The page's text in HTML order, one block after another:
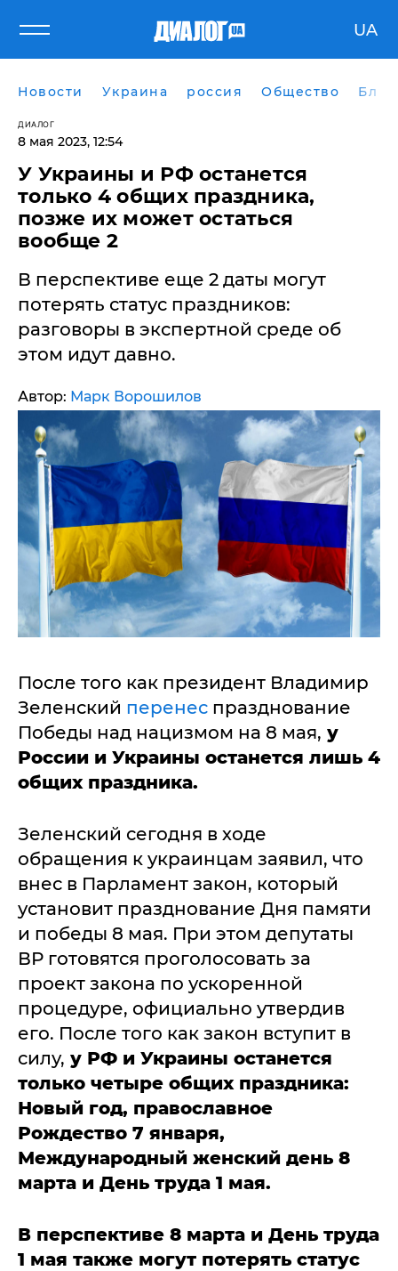
UA
Новости Украина россия Общество
ДИАЛОГ
8 мая 2023, 12:54
У Украины и РФ останется
только 4 общих праздника,
позже их может остаться
вообще 2
В перспективе еще 2 даты могут
потерять статус праздников:
разговоры в экспертной среде об
этом идут давно.
Автор: Марк Ворошилов
После того как президент Владимир
Зеленский перенес празднование
Победы над нацизмом на 8 мая, у
России и Украины останется лишь 4
общих праздника.
Зеленский сегодня в ходе
обращения к украинцам заявил, что
внес в Парламент закон, который
установит празднование Дня памяти
и победы 8 мая. При этом депутаты
ВР готовятся проголосовать за
проект закона по ускоренной
процедуре, официально утвердив
его. После того как закон вступит в
силу, у РФ и Украины останется
только четыре общих праздника:
Новый год, православное
Рождество 7 января,
Международный женский день 8
марта и День труда 1 мая.
В перспективе 8 марта и День труда
1 мая также могут потерять статус